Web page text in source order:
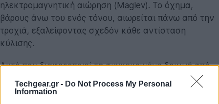
Techgear.gr - Do Not Process My Personal
Information
ηλεκτρομαγνητική αιώρηση (Maglev). Το όχημα,
βάρους άνω του ενός τόνου, αιωρείται πάνω από την
τροχιά, εξαλείφοντας σχεδόν κάθε αντίσταση
κύλισης.
Αυτό που διαφοροποιεί τη συγκεκριμένη δοκιμή από
αντίστοιχα εγχειρήματα, όπως το Hyperloop
ή το
ιαπωνικόSCMaglev
, είναι η ωμή δύναμη της